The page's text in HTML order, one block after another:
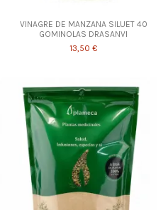
VINAGRE DE MANZANA SILUET 40
GOMINOLAS DRASANVI
13,50 €